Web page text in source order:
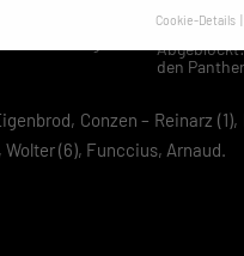
den
vierten
abgeben
Conzen – Reinarz
(6), Funccius, Arnaud.
Cookie-Details
Hier können
Informationen zu den
findest du unten unter